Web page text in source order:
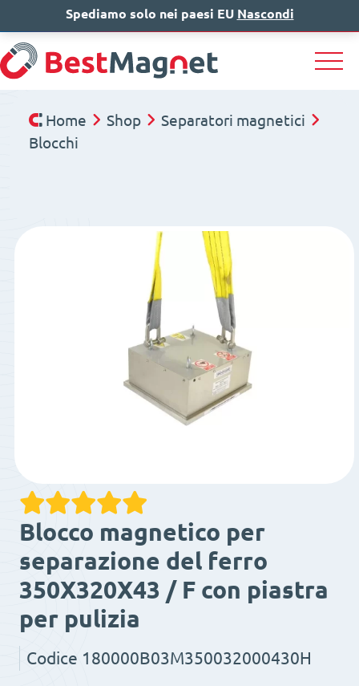
IT EN DE
Home Shop
Separatori magnetici
Blocchi
Blocco magnetico per
separazione del ferro
350X320X43 / F con piastra
per pulizia
Codice 180000B03M350032000430H
Spediamo solo nei paesi EU Nascondi